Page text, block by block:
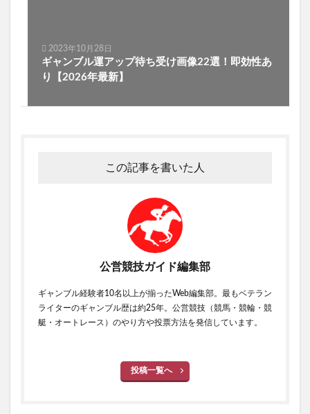
2023年10月28日
ギャンブル運アップ待ち受け画像22選！即効性あ
り【2026年最新】
この記事を書いた人
公営競技ガイド編集部
ギャンブル経験者10名以上が揃ったWeb編集部。最もベテラン
ライターのギャンブル歴は約25年。公営競技（競馬・競輪・競
艇・オートレース）のやり方や投票方法を発信しています。
投稿一覧へ